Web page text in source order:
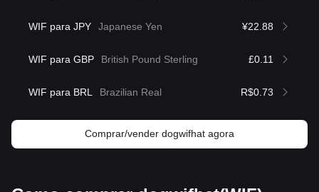
WIF para JPY Japanese Yen ¥22.88
WIF para GBP British Pound Sterling £0.11
WIF para BRL Brazilian Real R$0.73
Comprar/vender dogwifhat agora